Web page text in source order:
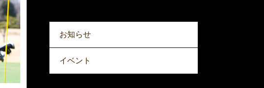
お知らせ
イベント